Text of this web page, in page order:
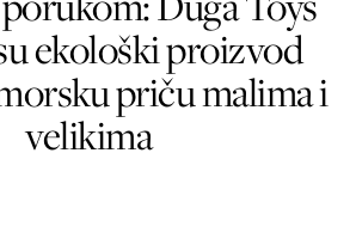
ekološki proizvod
priču malima i
velikima